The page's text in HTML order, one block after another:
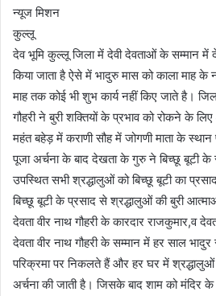
न्यूज मिशन
कुल्लू
देव भूमि कुल्लू जिला में देवी देवताओं के सम्मान में
किया जाता है ऐसे में भादुरु मास को काला माह
माह तक कोई भी शुभ कार्य नहीं किए जाते है।
गौहरी ने बुरी शक्तियों के प्रभाव को रोकने के
महंत बहेड़ में कराणी सौह में जोगणी माता के स्थान
पूजा अर्चना के बाद देखता के गुरु ने बिच्छू बूटी
उपस्थित सभी श्रद्धालुओं को बिच्छू बूटी का
बिच्छू बूटी के प्रसाद से श्रद्धालुओं की बुरी आत्माओं
देवता वीर नाथ गौहरी के कारदार राजकुमार,व
देवता वीर नाथ गौहरी के सम्मान में हर साल
परिक्रमा पर निकलते हैं और हर घर में
अर्चना की जाती है। जिसके बाद शाम को मंदिर